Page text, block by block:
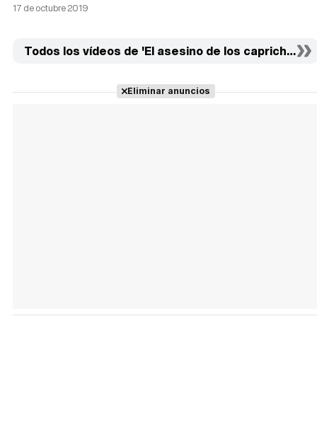
17 de octubre 2019
Todos los vídeos de 'El asesino de los caprichos'
Eliminar anuncios